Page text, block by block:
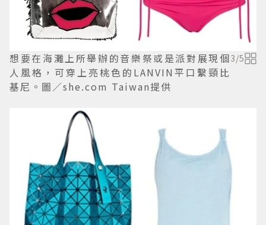
想要在海灘上所舉辦的音樂祭或是派對展現個
人風格，可穿上亮桃色的LANVIN平口繫頸比
基尼。圖／she.com Taiwan提供
3/5